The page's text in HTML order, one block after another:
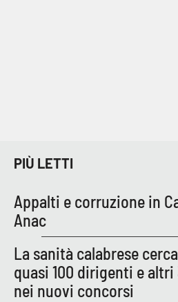
PIÙ LETTI
Appalti e corruzione in
Anac
La sanità calabrese
quasi 100 dirigenti e
nei nuovi concorsi